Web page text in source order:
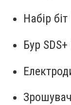
Набір
Бур